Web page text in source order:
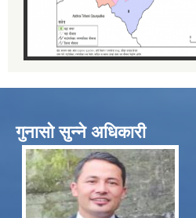
गुनासो सुन्ने अधिकारी